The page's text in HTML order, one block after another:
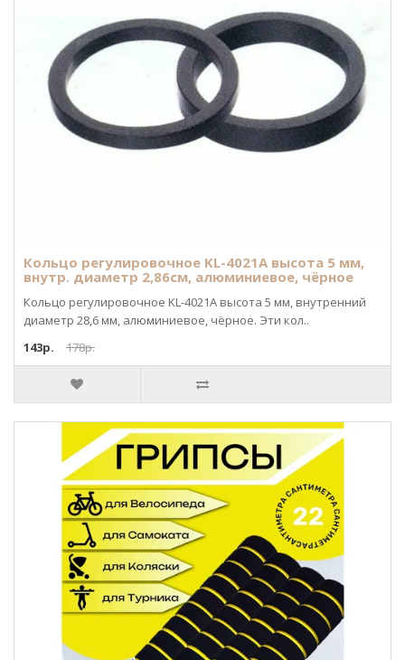
Кольцо регулировочное KL-4021A высота 5 мм,
внутр. диаметр 2,86см, алюминиевое, чёрное
Кольцо регулировочное KL-4021A высота 5 мм, внутренний
диаметр 28,6 мм, алюминиевое, чёрное. Эти кол..
143р.
178р.